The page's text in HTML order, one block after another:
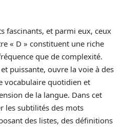
fascinants, et parmi eux, ceux
« D » constituent une riche
que de complexité.
puissante, ouvre la voie à des
vocabulaire quotidien et
de la langue. Dans cet
les subtilités des mots
des listes, des définitions